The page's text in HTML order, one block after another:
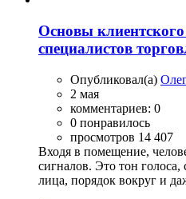
Основы
специалистов
Опубликовал(а)
2 мая
комментариев: 0
0 понравилось
просмотров 14 407
Входя в помещение,
сигналов. Это тон
лица, порядок вокруг и